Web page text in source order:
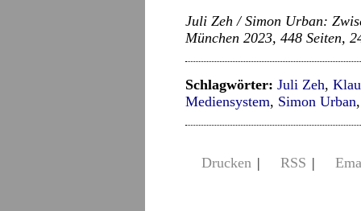
Juli Zeh / Simon Urban:
München 2023, 448 Seiten,
Schlagwörter: Juli Zeh,
Mediensystem, Simon Urban
Drucken | RSS |